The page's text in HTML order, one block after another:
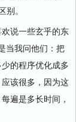
别。
说一些玄乎的东
当我问他们：把
的程序优化成多
该很多，因为这
遍是多长时间，